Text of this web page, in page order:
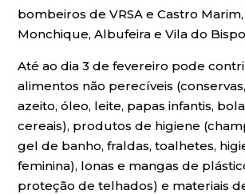
bombeiros de VRSA e Castro
Monchique, Albufeira e Vila do
Até ao dia 3 de fevereiro pode
alimentos não perecíveis
azeito, óleo, leite, papas infantis,
cereais), produtos de higiene
gel de banho, fraldas, toalhetes,
feminina), lonas e mangas de
proteção de telhados) e materiais